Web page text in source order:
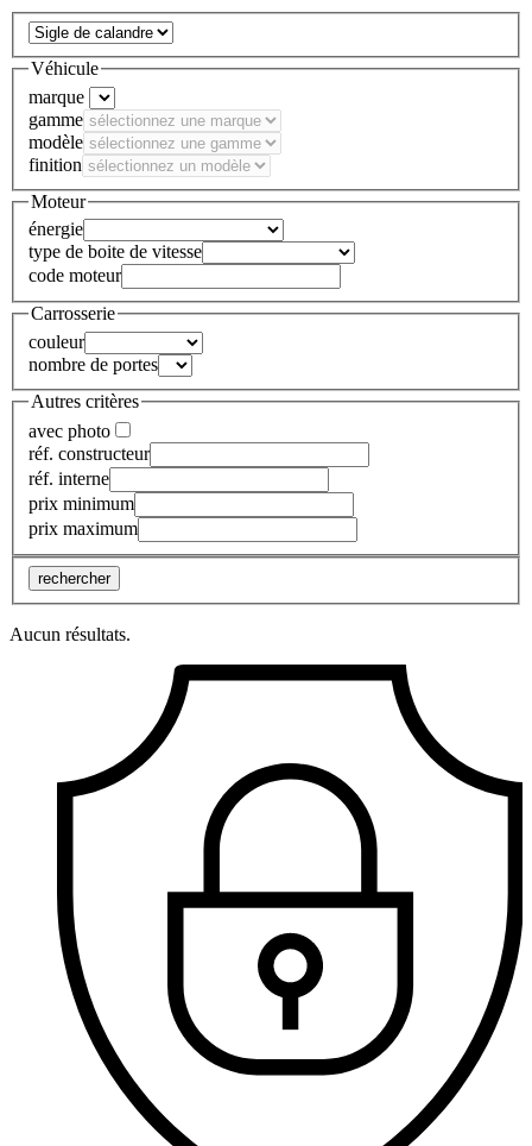
Véhicule
marque
gamme
modèle
finition
Moteur
énergie
type de boite de vitesse
code moteur
Carrosserie
couleur
nombre de portes
Autres critères
avec photo
réf. constructeur
réf. interne
prix minimum
prix maximum
rechercher
Aucun résultats.